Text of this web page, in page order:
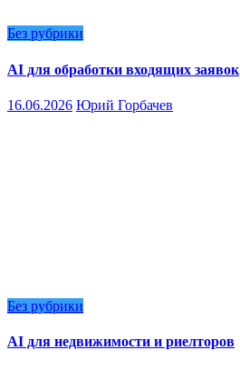
Без рубрики
AI для обработки входящих заявок
16.06.2026 Юрий Горбачев
Без рубрики
AI для недвижимости и риелторов